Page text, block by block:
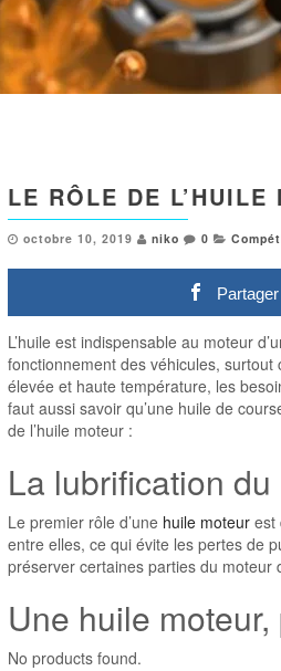
LE RÔLE DE
octobre 10, 2019 niko 0
Partager
L’huile est indispensable au moteur
fonctionnement des véhicules,
élevée et haute température, les
faut aussi savoir qu’une huile de
de l’huile moteur :
La lubrification
Le premier rôle d’une huile moteurest
entre elles, ce qui évite les pertes de
préserver certaines parties du moteur
Une huile
No products found.